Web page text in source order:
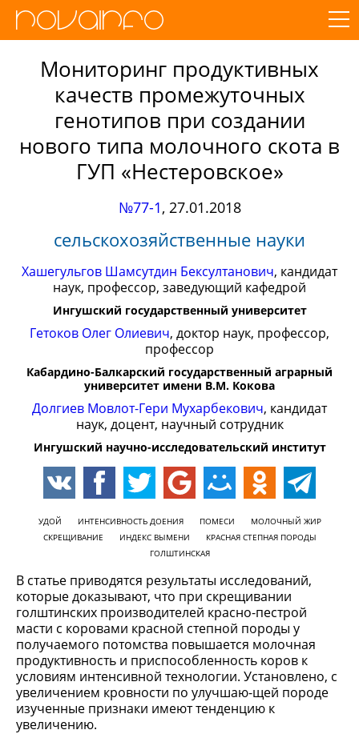
Мониторинг продуктивных
качеств промежуточных
генотипов при создании
нового типа молочного скота в
ГУП «Нестеровское»
№77-1, 27.01.2018
сельскохозяйственные науки
Хашегульгов Шамсутдин Бексултанович, кандидат
наук, профессор, заведующий кафедрой
Ингушский государственный университет
Гетоков Олег Олиевич, доктор наук, профессор,
профессор
Кабардино-Балкарский государственный аграрный
университет имени В.М. Кокова
Долгиев Мовлот-Гери Мухарбекович, кандидат
наук, доцент, научный сотрудник
Ингушский научно-исследовательский институт
УДОЙ ИНТЕНСИВНОСТЬ ДОЕНИЯ ПОМЕСИ
МОЛОЧНЫЙ ЖИР
СКРЕЩИВАНИЕ
ИНДЕКС ВЫМЕНИ
КРАСНАЯ СТЕПНАЯ ПОРОДЫ
ГОЛШТИНСКАЯ
В статье приводятся результаты исследований,
которые доказывают, что при скрещивании
голштинских производителей красно-пестрой
масти с коровами красной степной породы у
получаемого потомства повышается молочная
продуктивность и приспособленность коров к
условиям интенсивной технологии. Установлено, с
увеличением кровности по улучшаю-щей породе
изученные признаки имеют тенденцию к
увеличению.